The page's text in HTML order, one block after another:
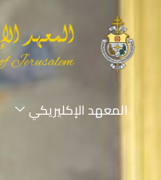
المعهد الإكليريكي